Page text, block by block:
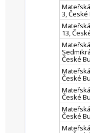
3, České
13,
České
České
České
České